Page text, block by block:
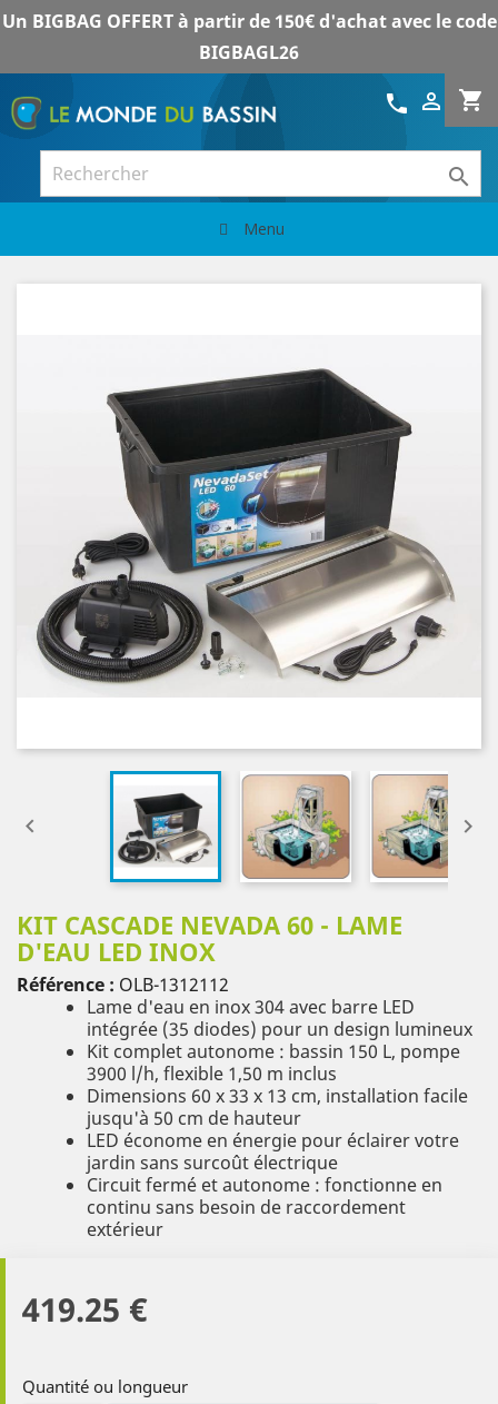
Un BIGBAG OFFERT à partir de 150€ d'achat avec le code
BIGBAGL26
shopping_cart

call

Menu
 
KIT CASCADE NEVADA 60 - LAME
D'EAU LED INOX
Référence : OLB-1312112
Lame d'eau en inox 304 avec barre LED
intégrée (35 diodes) pour un design lumineux
Kit complet autonome : bassin 150 L, pompe
3900 l/h, flexible 1,50 m inclus
Dimensions 60 x 33 x 13 cm, installation facile
jusqu'à 50 cm de hauteur
LED économe en énergie pour éclairer votre
jardin sans surcoût électrique
Circuit fermé et autonome : fonctionne en
continu sans besoin de raccordement
extérieur
419.25 €
Quantité ou longueur